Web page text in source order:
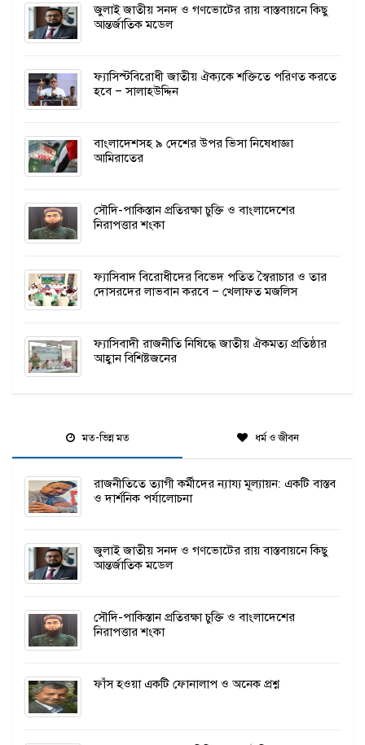
জুলাই জাতীয় সনদ ও গণভোটের রায় বাস্তবায়নে কিছু
আন্তর্জাতিক মডেল
ফ্যাসিস্টবিরোধী জাতীয় ঐক্যকে শক্তিতে পরিণত করতে
হবে – সালাহউদ্দিন
বাংলাদেশসহ ৯ দেশের উপর ভিসা নিষেধাজ্ঞা
আমিরাতের
সৌদি-পাকিস্তান প্রতিরক্ষা চুক্তি ও বাংলাদেশের
নিরাপত্তার শংকা
ফ্যাসিবাদ বিরোধীদের বিভেদ পতিত স্বৈরাচার ও তার
দোসরদের লাভবান করবে – খেলাফত মজলিস
ফ্যাসিবাদী রাজনীতি নিষিদ্ধে জাতীয় ঐকমত্য প্রতিষ্ঠার
আহ্বান বিশিষ্টজনের
মত-ভিন্ন মত ধর্ম ও জীবন
রাজনীতিতে ত্যাগী কর্মীদের ন্যায্য মূল্যায়ন: একটি বাস্তব
ও দার্শনিক পর্যালোচনা
জুলাই জাতীয় সনদ ও গণভোটের রায় বাস্তবায়নে কিছু
আন্তর্জাতিক মডেল
সৌদি-পাকিস্তান প্রতিরক্ষা চুক্তি ও বাংলাদেশের
নিরাপত্তার শংকা
ফাঁস হওয়া একটি ফোনালাপ ও অনেক প্রশ্ন